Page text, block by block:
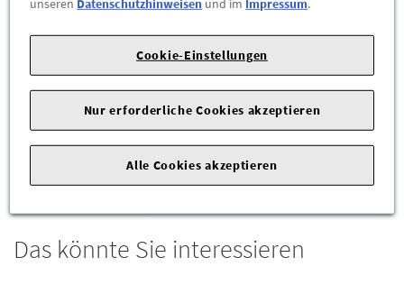
TDI (150 kW)
zulässige Achslast (kg)
A5 Avant (B10), 2025 - , A5 Limousine (B10), 2025 -
Das könnte Sie interessieren
unseren Datenschutzhinweisen und im Impressum.
Cookie-Einstellungen
Nur erforderliche Cookies akzeptieren
Alle Cookies akzeptieren